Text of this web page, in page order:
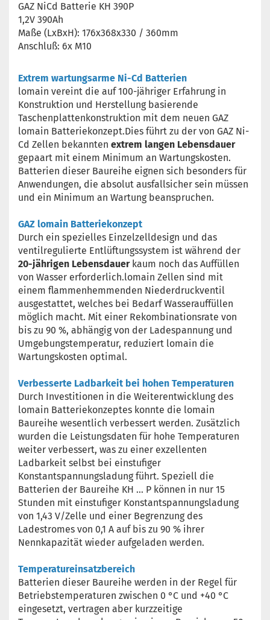
GAZ NiCd Batterie KH 390P
1,2V 390Ah
Maße (LxBxH): 176x368x330 / 360mm
Anschluß: 6x M10
Extrem wartungsarme Ni-Cd Batterien
lomain vereint die auf 100-jähriger Erfahrung in
Konstruktion und Herstellung basierende
Taschenplattenkonstruktion mit dem neuen GAZ
lomain Batteriekonzept.Dies führt zu der von GAZ Ni-
Cd Zellen bekannten extrem langen Lebensdauer
gepaart mit einem Minimum an Wartungskosten.
Batterien dieser Baureihe eignen sich besonders für
Anwendungen, die absolut ausfallsicher sein müssen
und ein Minimum an Wartung beanspruchen.
GAZ lomain Batteriekonzept
Durch ein spezielles Einzelzelldesign und das
ventilregulierte Entlüftungssystem ist während der
20-jährigen Lebensdauerkaum noch das Auffüllen
von Wasser erforderlich.lomain Zellen sind mit
einem flammenhemmenden Niederdruckventil
ausgestattet, welches bei Bedarf Wasserauffüllen
möglich macht. Mit einer Rekombinationsrate von
bis zu 90 %, abhängig von der Ladespannung und
Umgebungstemperatur, reduziert lomain die
Wartungskosten optimal.
Verbesserte Ladbarkeit bei hohen Temperaturen
Durch Investitionen in die Weiterentwicklung des
lomain Batteriekonzeptes konnte die lomain
Baureihe wesentlich verbessert werden. Zusätzlich
wurden die Leistungsdaten für hohe Temperaturen
weiter verbessert, was zu einer exzellenten
Ladbarkeit selbst bei einstufiger
Konstantspannungsladung führt. Speziell die
Batterien der Baureihe KH ... P können in nur 15
Stunden mit einstufiger Konstantspannungsladung
von 1,43 V/Zelle und einer Begrenzung des
Ladestromes von 0,1 A auf bis zu 90 % ihrer
Nennkapazität wieder aufgeladen werden.
Temperatureinsatzbereich
Batterien dieser Baureihe werden in der Regel für
Betriebstemperaturen zwischen 0 °C und +40 °C
eingesetzt, vertragen aber kurzzeitige